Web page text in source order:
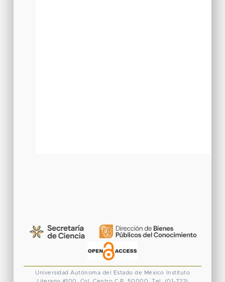
Universidad Autónoma del Estado de México
Instituto